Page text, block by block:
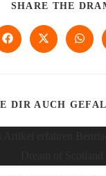
SHARE THE
DIR AUCH